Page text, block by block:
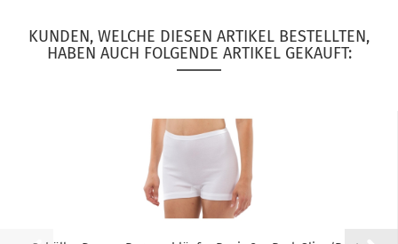
KUNDEN, WELCHE DIESEN ARTIKEL BESTELLTEN,
HABEN AUCH FOLGENDE ARTIKEL GEKAUFT: